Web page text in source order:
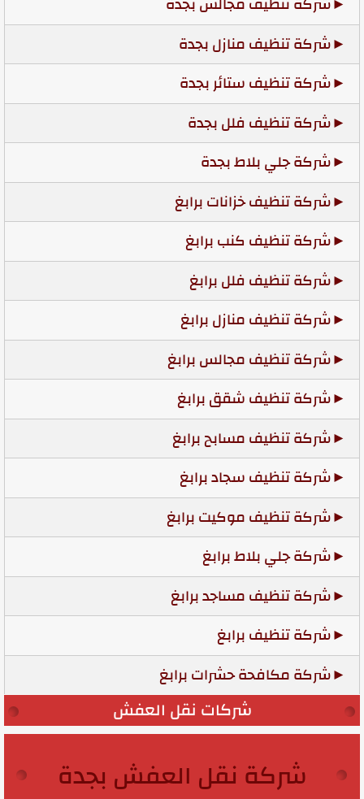
شركة تنظيف منازل بجدة
شركة تنظيف ستائر بجدة
شركة تنظيف فلل بجدة
شركة جلي بلاط بجدة
شركة تنظيف خزانات برابغ
شركة تنظيف كنب برابغ
شركة تنظيف فلل برابغ
شركة تنظيف منازل برابغ
شركة تنظيف مجالس برابغ
شركة تنظيف شقق برابغ
شركة تنظيف مسابح برابغ
شركة تنظيف سجاد برابغ
شركة تنظيف موكيت برابغ
شركة جلي بلاط برابغ
شركة تنظيف مساجد برابغ
شركة تنظيف برابغ
شركة مكافحة حشرات برابغ
شركات نقل العفش
شركة نقل العفش بجدة